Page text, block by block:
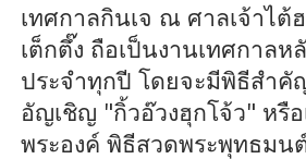
เทศกาลกินเจ ณ ศาลเจ้าไต้
เต็กตึ๊ง ถือเป็นงานเทศกาล
ประจำทุกปี โดยจะมีพิธีสำคั
อัญเชิญ "กิ้วอ๊วงฮุกโจ้ว" หรือ
พระองค์ พิธีสวดพระพุทธมน